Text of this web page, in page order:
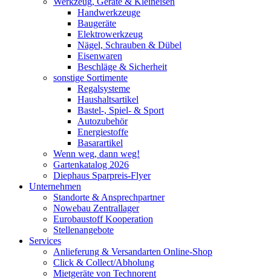
Handwerkzeuge
Baugeräte
Elektrowerkzeug
Nägel, Schrauben & Dübel
Eisenwaren
Beschläge & Sicherheit
sonstige Sortimente
Regalsysteme
Haushaltsartikel
Bastel-, Spiel- & Sport
Autozubehör
Energiestoffe
Basarartikel
Wenn weg, dann weg!
Gartenkatalog 2026
Diephaus Sparpreis-Flyer
Unternehmen
Standorte & Ansprechpartner
Nowebau Zentrallager
Eurobaustoff Kooperation
Stellenangebote
Services
Anlieferung & Versandarten Online-Shop
Click & Collect/Abholung
Mietgeräte von Technorent